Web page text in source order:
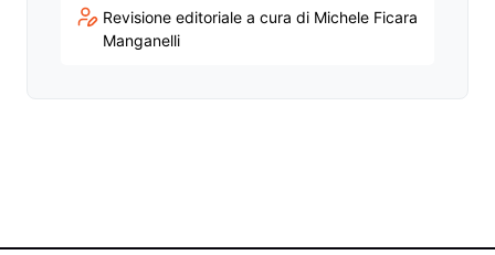
Revisione editoriale a cura di Michele Ficara
Manganelli